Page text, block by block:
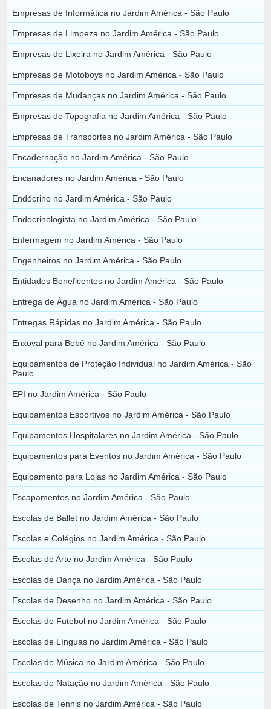
Empresas de Informática no Jardim América - São Paulo
Empresas de Limpeza no Jardim América - São Paulo
Empresas de Lixeira no Jardim América - São Paulo
Empresas de Motoboys no Jardim América - São Paulo
Empresas de Mudanças no Jardim América - São Paulo
Empresas de Topografia no Jardim América - São Paulo
Empresas de Transportes no Jardim América - São Paulo
Encadernação no Jardim América - São Paulo
Encanadores no Jardim América - São Paulo
Endócrino no Jardim América - São Paulo
Endocrinologista no Jardim América - São Paulo
Enfermagem no Jardim América - São Paulo
Engenheiros no Jardim América - São Paulo
Entidades Beneficentes no Jardim América - São Paulo
Entrega de Água no Jardim América - São Paulo
Entregas Rápidas no Jardim América - São Paulo
Enxoval para Bebê no Jardim América - São Paulo
Equipamentos de Proteção Individual no Jardim América - São
Paulo
EPI no Jardim América - São Paulo
Equipamentos Esportivos no Jardim América - São Paulo
Equipamentos Hospitalares no Jardim América - São Paulo
Equipamentos para Eventos no Jardim América - São Paulo
Equipamento para Lojas no Jardim América - São Paulo
Escapamentos no Jardim América - São Paulo
Escolas de Ballet no Jardim América - São Paulo
Escolas e Colégios no Jardim América - São Paulo
Escolas de Arte no Jardim América - São Paulo
Escolas de Dança no Jardim América - São Paulo
Escolas de Desenho no Jardim América - São Paulo
Escolas de Futebol no Jardim América - São Paulo
Escolas de Línguas no Jardim América - São Paulo
Escolas de Música no Jardim América - São Paulo
Escolas de Natação no Jardim América - São Paulo
Escolas de Tennis no Jardim América - São Paulo